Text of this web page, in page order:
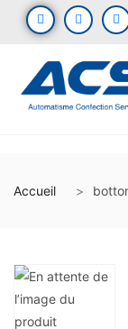
Accueil